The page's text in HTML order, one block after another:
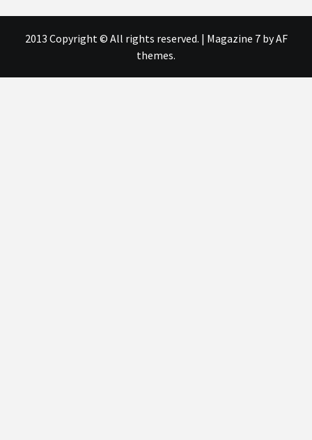
2013 Copyright © All rights reserved. | Magazine 7by AF
themes.